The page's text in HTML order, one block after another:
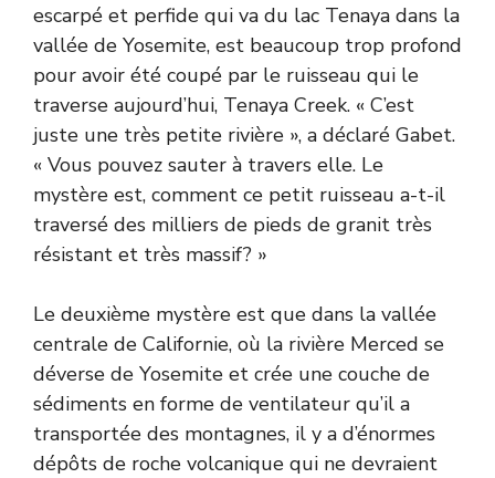
escarpé et perfide qui va du lac Tenaya dans la
vallée de Yosemite, est beaucoup trop profond
pour avoir été coupé par le ruisseau qui le
traverse aujourd’hui, Tenaya Creek. « C’est
juste une très petite rivière », a déclaré Gabet.
« Vous pouvez sauter à travers elle. Le
mystère est, comment ce petit ruisseau a-t-il
traversé des milliers de pieds de granit très
résistant et très massif? »
Le deuxième mystère est que dans la vallée
centrale de Californie, où la rivière Merced se
déverse de Yosemite et crée une couche de
sédiments en forme de ventilateur qu’il a
transportée des montagnes, il y a d’énormes
dépôts de roche volcanique qui ne devraient